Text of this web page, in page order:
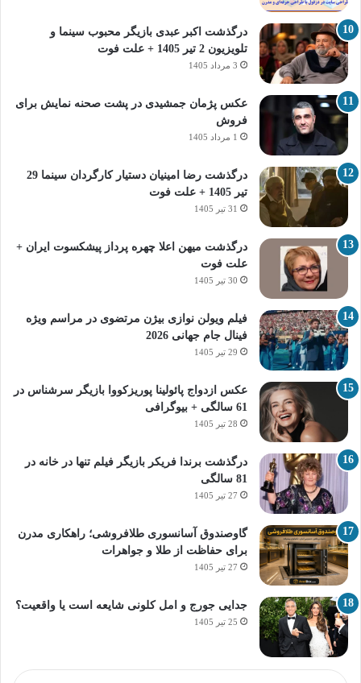
درگذشت اکبر عبدی بازیگر محبوب سینما و
تلویزیون 2 تیر 1405 + علت فوت
3 مرداد 1405
عکس پژمان جمشیدی در پشت صحنه نمایش برای
فروش
1 مرداد 1405
درگذشت رضا امینیان دستیار کارگردان سینما 29
تیر 1405 + علت فوت
31 تیر 1405
درگذشت میهن اعلا چهره پرداز پیشکسوت ایران +
علت فوت
30 تیر 1405
فیلم ویولن نوازی بیژن مرتضوی در مراسم ویژه
فینال جام جهانی 2026
29 تیر 1405
عکس ازدواج پائولینا پوریزکووا بازیگر سرشناس در
61 سالگی + بیوگرافی
28 تیر 1405
درگذشت برندا فریکر بازیگر فیلم تنها در خانه در
81 سالگی
27 تیر 1405
گاوصندوق آسانسوری طلافروشی؛ راهکاری مدرن
برای حفاظت از طلا و جواهرات
27 تیر 1405
جدایی جورج و امل کلونی شایعه است یا واقعیت؟
25 تیر 1405